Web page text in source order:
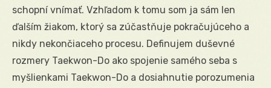
schopní vnímať. Vzhľadom k tomu som ja sám len
ďalším žiakom, ktorý sa zúčastňuje pokračujúceho a
nikdy nekončiaceho procesu. Definujem duševné
rozmery Taekwon-Do ako spojenie samého seba s
myšlienkami Taekwon-Do a dosiahnutie porozumenia